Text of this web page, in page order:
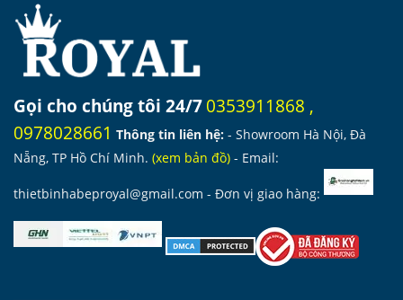
Gọi cho chúng tôi 24/70353911868 ,
0978028661 Thông tin liên hệ: - Showroom Hà Nội, Đà
Nẵng, TP Hồ Chí Minh. (xem bản đồ) - Email:
thietbinhabeproyal@gmail.com - Đơn vị giao hàng: